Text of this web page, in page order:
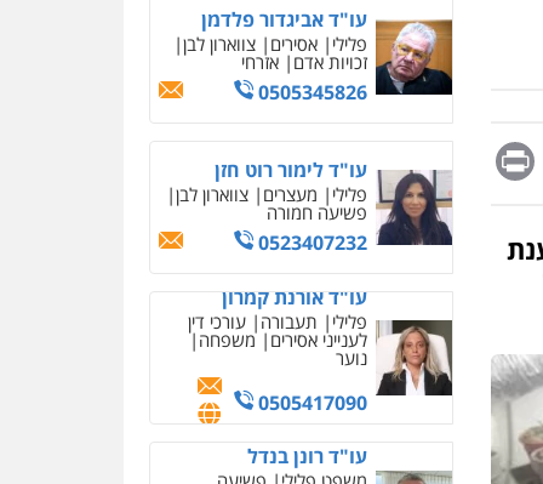
Message
Print
עו"ד אביגדור פלדמן
פלילי אסירים צווארון לבן
זכויות אדם אזרחי
0505345826
עו"ד לימור רוט חזן
פלילי מעצרים צווארון לבן
פשיעה חמורה
0523407232
עו"ד אורנת קמרון
פלילי תעבורה עורכי דין
לענייני אסירים משפחה
נוער
0505417090
עו"ד רונן בנדל
0522508109
אחסון אתרים
מהירות הגנה גיבוי
תמיכה שירותים מקצועיים
לעורכי דין
מרכז התחלה חדשה
אסירים עבירות מין
שירותים מקצועיים לעורכי
דין
0544500346
מאיה בלום, עו"ס,
טיפול ושיקום
טיפול בהתמכרויות
שירותים מקצועיים לעורכי
דין
איומים כתובים
תושב סכנין חשוד ששלח הודעות